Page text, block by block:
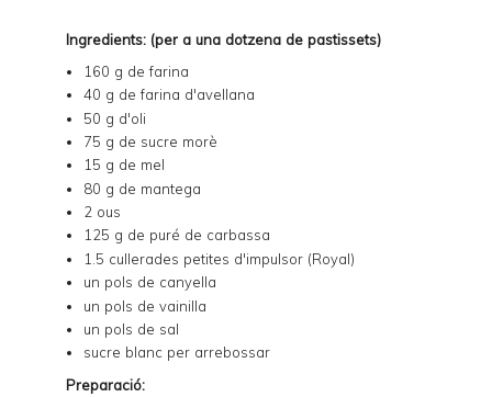
Ingredients: (per a una dotzena de pastissets)
160 g de farina
40 g de farina d'avellana
50 g d'oli
75 g de sucre morè
15 g de mel
80 g de mantega
2 ous
125 g de puré de carbassa
1.5 cullerades petites d'impulsor (Royal)
un pols de canyella
un pols de vainilla
un pols de sal
sucre blanc per arrebossar
Preparació: